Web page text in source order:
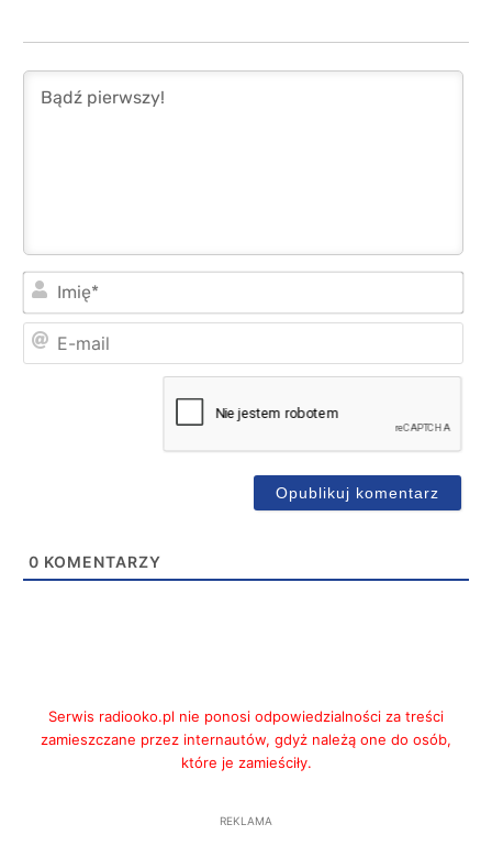
0 KOMENTARZY
Serwis radiooko.pl nie ponosi odpowiedzialności za treści
zamieszczane przez internautów, gdyż należą one do osób,
które je zamieściły.
REKLAMA